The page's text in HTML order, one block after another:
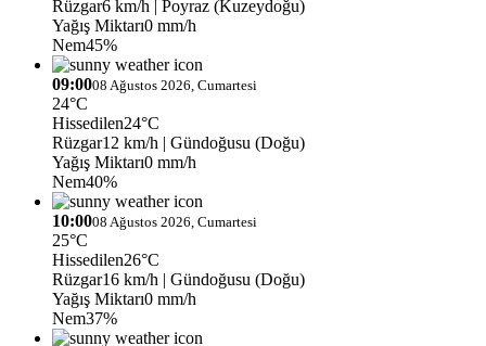
Rüzgar6 km/h | Poyraz (Kuzeydoğu)
Yağış Miktarı0 mm/h
Nem45%
09:0008 Ağustos 2026, Cumartesi
24°C
Hissedilen24°C
Rüzgar12 km/h | Gündoğusu (Doğu)
Yağış Miktarı0 mm/h
Nem40%
10:0008 Ağustos 2026, Cumartesi
25°C
Hissedilen26°C
Rüzgar16 km/h | Gündoğusu (Doğu)
Yağış Miktarı0 mm/h
Nem37%